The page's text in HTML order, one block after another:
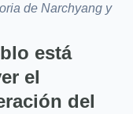
de Narchyang y
está
el
del